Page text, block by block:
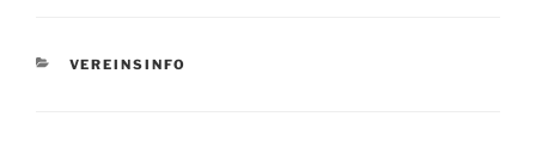
KATEGORIEN
VEREINSINFO